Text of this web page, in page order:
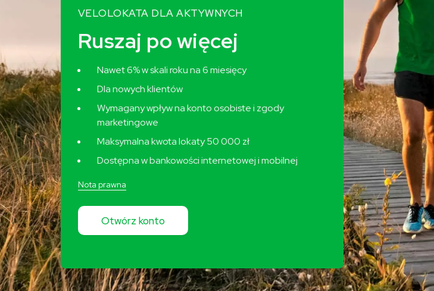
VELOLOKATA DLA AKTYWNYCH
Ruszaj po więcej
Nawet 6% w skali roku na 6 miesięcy
Dla nowych klientów
Wymagany wpływ na konto osobiste i zgody
marketingowe
Maksymalna kwota lokaty 50 000 zł
Dostępna w bankowości internetowej i mobilnej
Nota prawna
Otwórz konto